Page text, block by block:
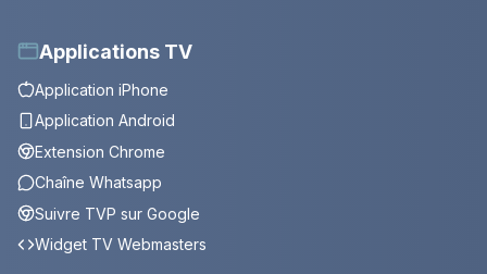
Applications TV
Application iPhone
Application Android
Extension Chrome
Chaîne Whatsapp
Suivre TVP sur Google
Widget TV Webmasters